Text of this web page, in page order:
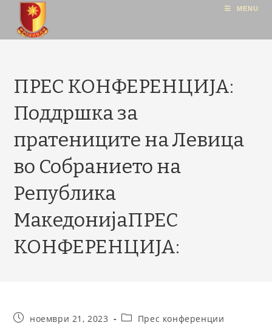
MENU
ПРЕС КОНФЕРЕНЦИЈА:
Поддршка за
пратениците на Левица
во Собранието на
Република
МакедонијаПРЕС
КОНФЕРЕНЦИЈА:
ноември 21, 2023 Прес конференции